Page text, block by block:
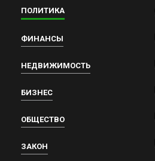
ПОЛИТИКА
ФИНАНСЫ
НЕДВИЖИМОСТЬ
БИЗНЕС
ОБЩЕСТВО
ЗАКОН